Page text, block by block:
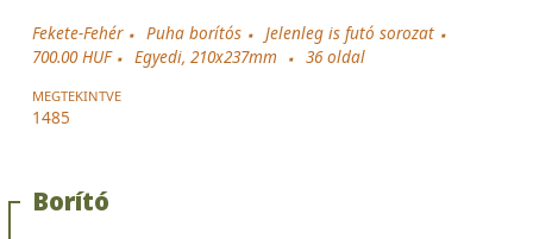
Fekete-Fehér Puha borítós
Jelenleg is futó sorozat
700.00 HUF
Egyedi, 210x237mm 36oldal
MEGTEKINTVE
1485
Borító